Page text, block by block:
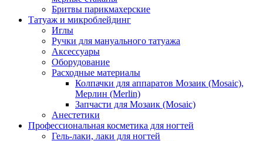
Бритвы парикмахерские
Татуаж и микроблейдинг
Иглы
Ручки для мануального татуажа
Аксессуары
Оборудование
Расходные материалы
Колпачки для аппаратов Мозаик (Mosaic),
Мерлин (Merlin)
Запчасти для Мозаик (Mosaic)
Анестетики
Профессиональная косметика для ногтей
Гель-лаки, лаки для ногтей